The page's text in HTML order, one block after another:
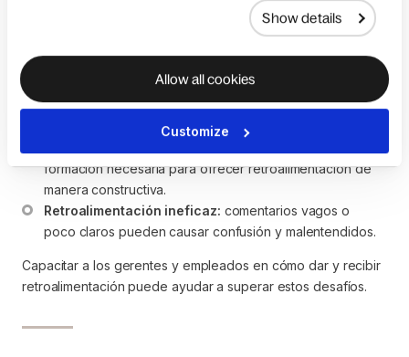
Show details
Allow all cookies
Customize
A pesar de sus beneficios, implementar un sistema de
retroalimentación puede presentar algunos desafíos:
pueden sentirse incómodos con la retroalimentación,
especialmente si no están acostumbrados a recibirla o
formación necesaria para ofrecer retroalimentación de
manera constructiva.
Retroalimentación ineficaz: comentarios vagos o
poco claros pueden causar confusión y malentendidos.
Capacitar a los gerentes y empleados en cómo dar y recibir
retroalimentación puede ayudar a superar estos desafíos.